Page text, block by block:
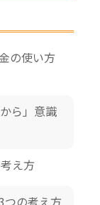
の使い方
ら」意識
え方
つの考え方